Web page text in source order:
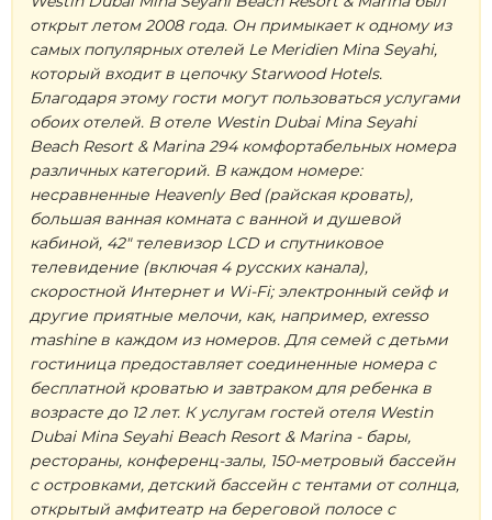
открыт летом 2008 года. Он примыкает к одному из
самых популярных отелей Le Meridien Mina Seyahi,
который входит в цепочку Starwood Hotels.
Благодаря этому гости могут пользоваться услугами
обоих отелей. В отеле Westin Dubai Mina Seyahi
Beach Resort & Marina 294 комфортабельных номера
различных категорий. В каждом номере:
несравненные Heavenly Bed (райская кровать),
большая ванная комната с ванной и душевой
кабиной, 42" телевизор LCD и спутниковое
телевидение (включая 4 русских канала),
скоростной Интернет и Wi-Fi; электронный сейф и
другие приятные мелочи, как, например, exresso
mashine в каждом из номеров. Для семей с детьми
гостиница предоставляет соединенные номера с
бесплатной кроватью и завтраком для ребенка в
возрасте до 12 лет. К услугам гостей отеля Westin
Dubai Mina Seyahi Beach Resort & Marina - бары,
рестораны, конференц-залы, 150-метровый бассейн
с островками, детский бассейн с тентами от солнца,
открытый амфитеатр на береговой полосе с